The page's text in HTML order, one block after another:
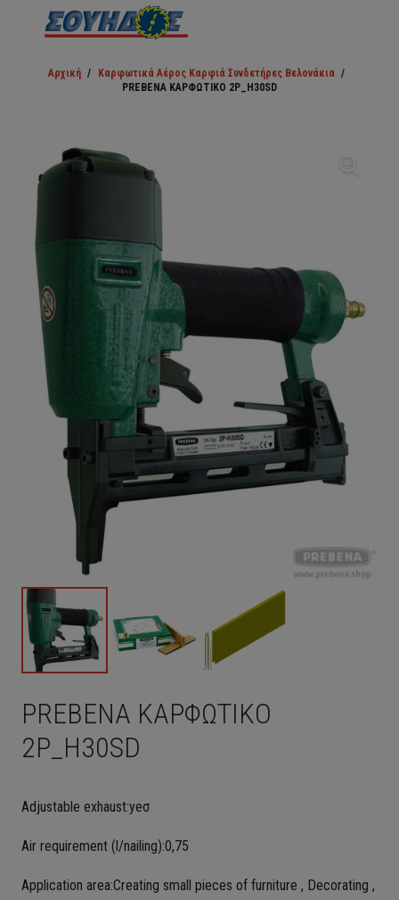
Αρχική / Καρφωτικά Αέρος Καρφιά Συνδετήρες Βελονάκια /
PREBENA ΚΑΡΦΩΤΙΚΟ 2P_H30SD
PREBENA ΚΑΡΦΩΤΙΚΟ
2P_H30SD
Adjustable exhaust:yeσ
Air requirement (l/nailing):0,75
Application area:Creating small pieces of furniture , Decorating ,